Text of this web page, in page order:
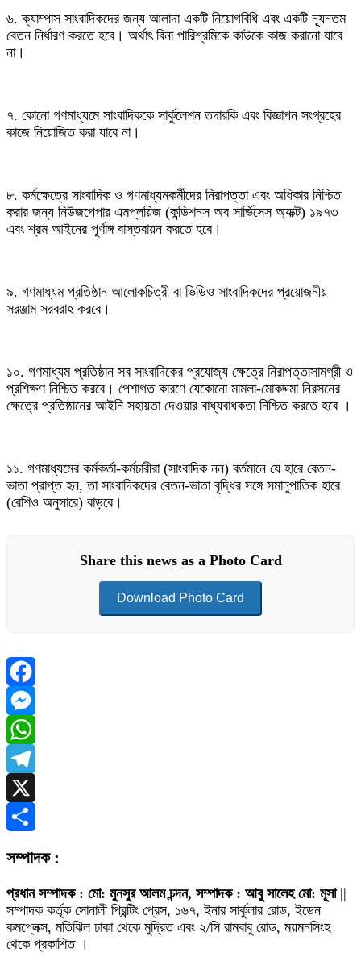
৬. ক্যাম্পাস সাংবাদিকদের জন্য আলাদা একটি নিয়োগবিধি এবং একটি ন্যূনতম
বেতন নির্ধারণ করতে হবে। অর্থাৎ বিনা পারিশ্রমিকে কাউকে কাজ করানো যাবে
না।
৭. কোনো গণমাধ্যমে সাংবাদিককে সার্কুলেশন তদারকি এবং বিজ্ঞাপন সংগ্রহের
কাজে নিয়োজিত করা যাবে না।
৮. কর্মক্ষেত্রে সাংবাদিক ও গণমাধ্যমকর্মীদের নিরাপত্তা এবং অধিকার নিশ্চিত
করার জন্য নিউজপেপার এমপ্লয়িজ (কন্ডিশনস অব সার্ভিসেস অ্যাক্ট) ১৯৭৩
এবং শ্রম আইনের পূর্ণাঙ্গ বাস্তবায়ন করতে হবে।
৯. গণমাধ্যম প্রতিষ্ঠান আলোকচিত্রী বা ভিডিও সাংবাদিকদের প্রয়োজনীয়
সরঞ্জাম সরবরাহ করবে।
১০. গণমাধ্যম প্রতিষ্ঠান সব সাংবাদিকের প্রযোজ্য ক্ষেত্রে নিরাপত্তাসামগ্রী ও
প্রশিক্ষণ নিশ্চিত করবে। পেশাগত কারণে যেকোনো মামলা-মোকদ্দমা নিরসনের
ক্ষেত্রে প্রতিষ্ঠানের আইনি সহায়তা দেওয়ার বাধ্যবাধকতা নিশ্চিত করতে হবে ।
১১. গণমাধ্যমের কর্মকর্তা-কর্মচারীরা (সাংবাদিক নন) বর্তমানে যে হারে বেতন-
ভাতা প্রাপ্ত হন, তা সাংবাদিকদের বেতন-ভাতা বৃদ্ধির সঙ্গে সমানুপাতিক হারে
(রেশিও অনুসারে) বাড়বে।
Share this news as a Photo Card
Download Photo Card
Facebook
Messenger
WhatsApp
Telegram
X
সম্পাদক :
প্রধান সম্পাদক : মো: মুনসুর আলম চন্দন, সম্পাদক : আবু সালেহ মো: মূসা||
সম্পাদক কর্তৃক সোনালী প্রিন্টিং প্রেস, ১৬৭, ইনার সার্কুলার রোড, ইডেন
কমপ্লেক্স, মতিঝিল ঢাকা থেকে মুদ্রিত এবং ২/সি রামবাবু রোড, ময়মনসিংহ
থেকে প্রকাশিত ।